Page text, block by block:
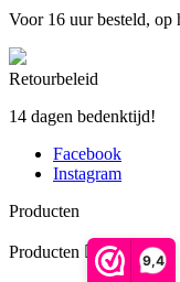
9,4
Voor 16 uur besteld, op
Retourbeleid
14 dagen bedenktijd!
Facebook
Instagram
Producten
Producten  